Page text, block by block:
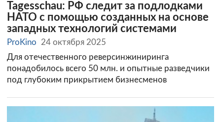
Tagesschau: РФ следит за подлодками
НАТО с помощью созданных на основе
западных технологий системами
ProKino
24 октября 2025
Для отечественного реверсинжиниринга
понадобилось всего 50 млн. и опытные разведчики
под глубоким прикрытием бизнесменов